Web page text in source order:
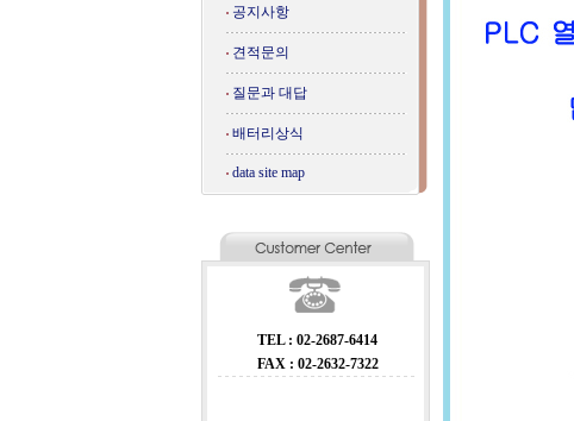
공지사항
견적문의
질문과 대답
배터리상식
data site map
TEL : 02-2687-6414
FAX : 02-2632-7322